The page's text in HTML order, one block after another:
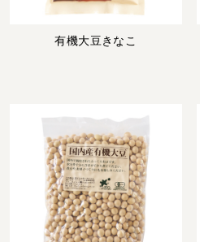
有機大豆きなこ